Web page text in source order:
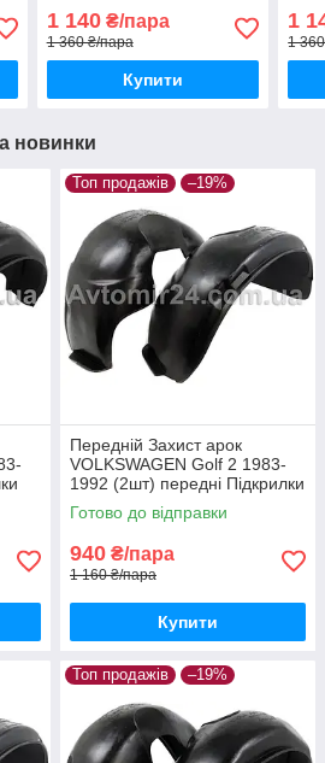
Фольцваген Гольф 5
хетчбек пара задніх
1 140₴/пара
1 360 ₴/пара
Купити
1
1
новинки
Топ продажів –19%
Передній Захист арок
VOLKSWAGEN Golf 2 1983-
1992 (2шт) передні Підкрилки
Фольксваген Гольф 2 пара
передніх
Готово до відправки
940 ₴/пара
1 160 ₴/пара
Купити
Топ продажів –19%